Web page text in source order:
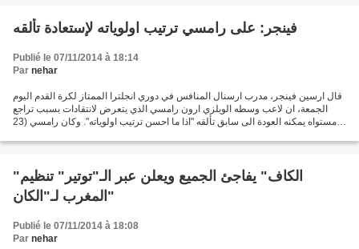
فينجر: على رامسي ترتيب اولوياته لإستعادة تألقه
Publié le 07/11/2014 à 18:14
Par nehar
قال ارسين فينجر، مدرب ارسنال المنافس في دوري انجلترا الممتاز لكرة القدم اليوم
الجمعة، ان لاعب وسطه الويلزي ارون رامسي الذي يتعرض لانتقادات بسبب تراجع
مستواه يمكنه العودة الى سابق تألقه "اذا ما احسن ترتيب اولوياته". وكان رامسي (23
"الكاف" يفاجئ الجميع ويعلن عبر الـ"توتير" تنظيم
المغرب لـ"الكان"
Publié le 07/11/2014 à 18:08
Par nehar